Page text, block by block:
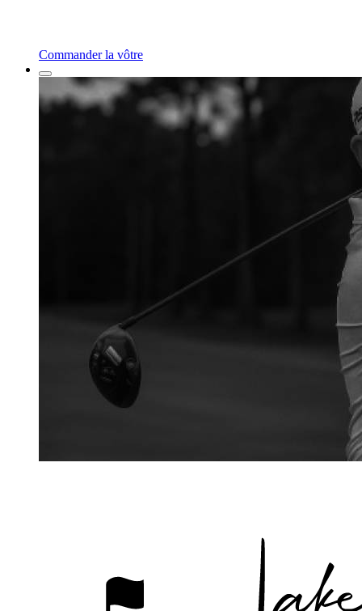
Commander la vôtre